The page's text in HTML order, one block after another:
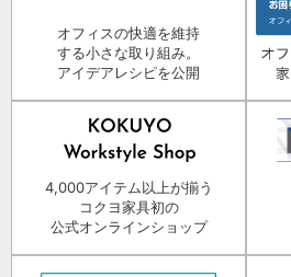
オフィスの快適を維持
する小さな取り組み。
アイデアレシピを公開
4,000アイテム以上が揃う
コクヨ家具初の
公式オンラインショップ